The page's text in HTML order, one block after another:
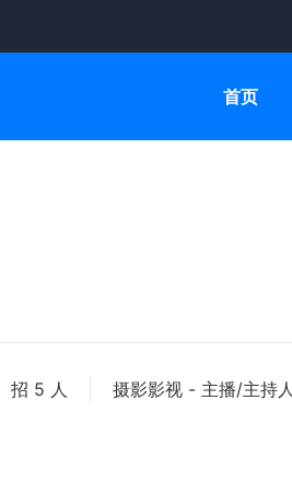
首页
招 5 人 摄影影视 - 主播/主持人